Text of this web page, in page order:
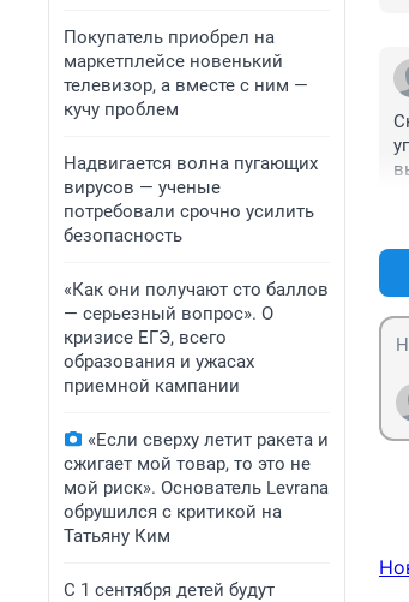
Покупатель приобрел на
маркетплейсе новенький
телевизор, а вместе с ним —
кучу проблем
Надвигается волна пугающих
вирусов — ученые
потребовали срочно усилить
безопасность
«Как они получают сто баллов
— серьезный вопрос». О
кризисе ЕГЭ, всего
образования и ужасах
приемной кампании
«Если сверху летит ракета и
сжигает мой товар, то это не
мой риск». Основатель Levrana
обрушился с критикой на
Татьяну Ким
С 1 сентября детей будут